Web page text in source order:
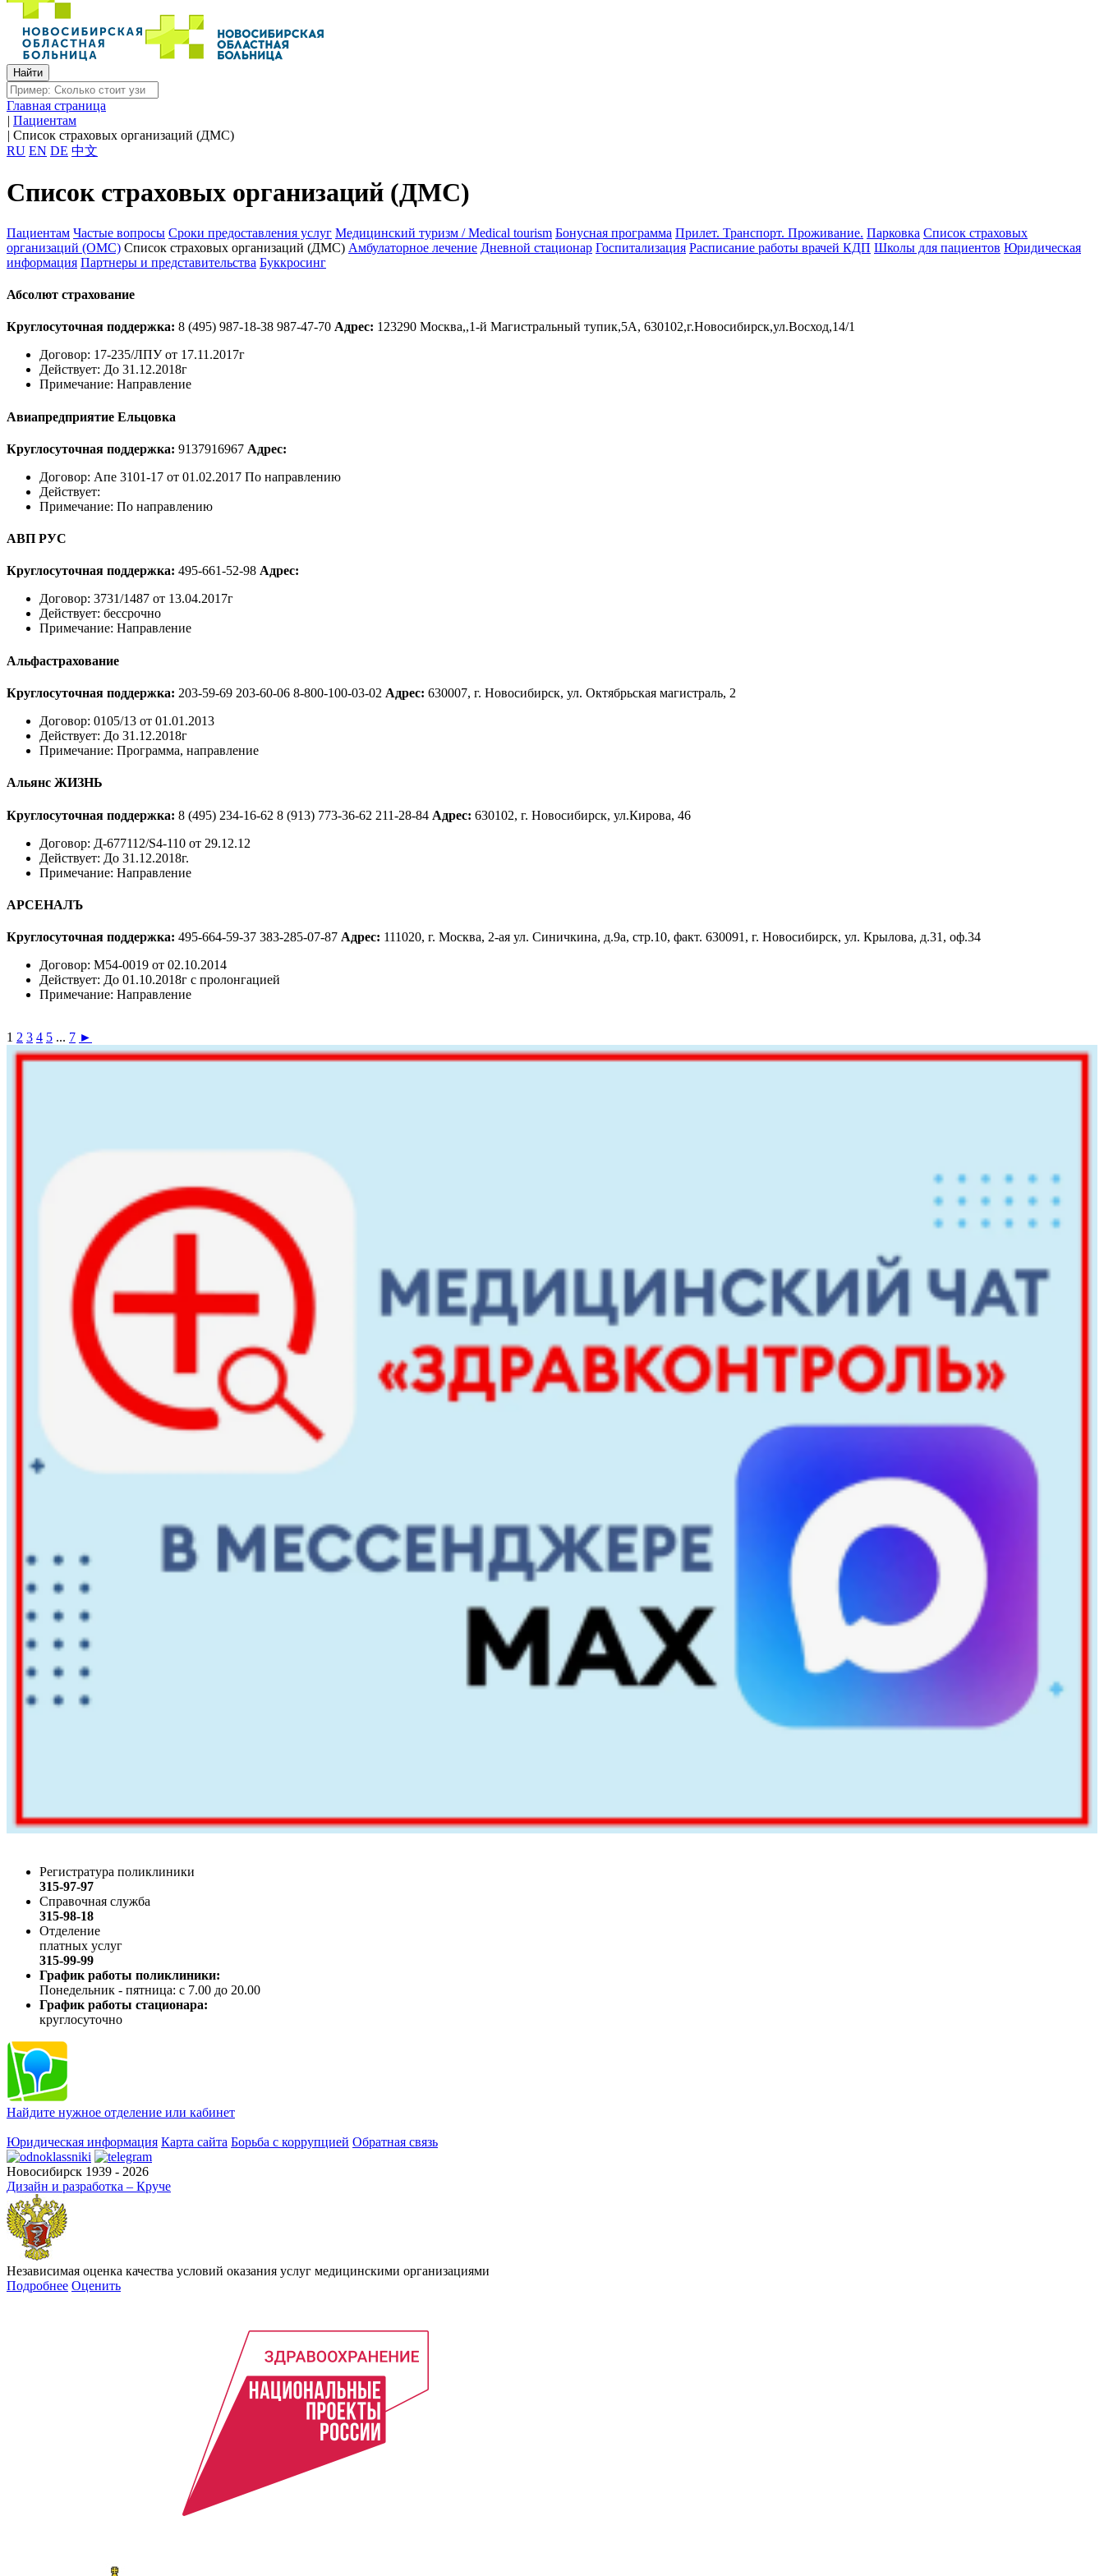
Главная страница
| Пациентам
| Список страховых организаций (ДМС)
RU EN DE 中文
Список страховых организаций (ДМС)
Пациентам Частые вопросы Сроки предоставления услуг Медицинский туризм / Medical tourism Бонусная программа Прилет. Транспорт. Проживание. Парковка Список страховых
организаций (ОМС) Список страховых организаций (ДМС) Амбулаторное лечение Дневной стационар Госпитализация Расписание работы врачей КДП Школы для пациентов Юридическая
информация Партнеры и представительства Буккросинг
Абсолют страхование
Круглосуточная поддержка: 8 (495) 987-18-38 987-47-70 Адрес: 123290 Москва,,1-й Магистральный тупик,5А, 630102,г.Новосибирск,ул.Восход,14/1
Договор: 17-235/ЛПУ от 17.11.2017г
Действует: До 31.12.2018г
Примечание: Направление
Авиапредприятие Ельцовка
Круглосуточная поддержка: 9137916967 Адрес:
Договор: Апе 3101-17 от 01.02.2017 По направлению
Действует:
Примечание: По направлению
АВП РУС
Круглосуточная поддержка: 495-661-52-98 Адрес:
Договор: 3731/1487 от 13.04.2017г
Действует: бессрочно
Примечание: Направление
Альфастрахование
Круглосуточная поддержка: 203-59-69 203-60-06 8-800-100-03-02 Адрес: 630007, г. Новосибирск, ул. Октябрьская магистраль, 2
Договор: 0105/13 от 01.01.2013
Действует: До 31.12.2018г
Примечание: Программа, направление
Альянс ЖИЗНЬ
Круглосуточная поддержка: 8 (495) 234-16-62 8 (913) 773-36-62 211-28-84 Адрес: 630102, г. Новосибирск, ул.Кирова, 46
Договор: Д-677112/S4-110 от 29.12.12
Действует: До 31.12.2018г.
Примечание: Направление
АРСЕНАЛЪ
Круглосуточная поддержка: 495-664-59-37 383-285-07-87 Адрес: 111020, г. Москва, 2-ая ул. Синичкина, д.9а, стр.10, факт. 630091, г. Новосибирск, ул. Крылова, д.31, оф.34
Договор: М54-0019 от 02.10.2014
Действует: До 01.10.2018г с пролонгацией
Примечание: Направление
1 2 3 4 5 ... 7 ►
Регистратура поликлиники
315-97-97
Справочная служба
315-98-18
Отделение
платных услуг
315-99-99
График работы поликлиники:
Понедельник - пятница: с 7.00 до 20.00
График работы стационара:
круглосуточно
Найдите нужное отделение или кабинет
Юридическая информация Карта сайта Борьба с коррупцией Обратная связь
Новосибирск 1939 - 2026
Дизайн и разработка – Круче
Независимая оценка качества условий оказания услуг медицинскими организациями
Подробнее Оценить